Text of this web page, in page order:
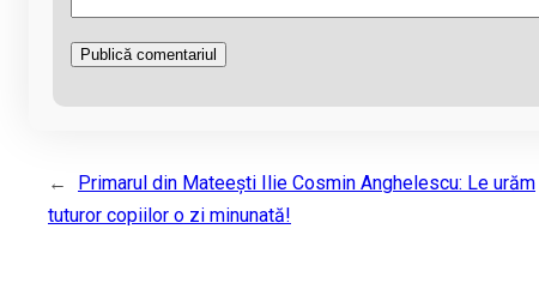
←
Primarul din Mateești Ilie Cosmin Anghelescu: Le urăm
tuturor copiilor o zi minunată!